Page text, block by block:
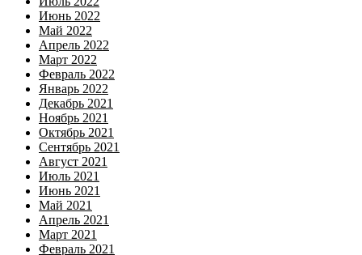
Июнь 2022
Май 2022
Апрель 2022
Март 2022
Февраль 2022
Январь 2022
Декабрь 2021
Ноябрь 2021
Октябрь 2021
Сентябрь 2021
Август 2021
Июль 2021
Июнь 2021
Май 2021
Апрель 2021
Март 2021
Февраль 2021